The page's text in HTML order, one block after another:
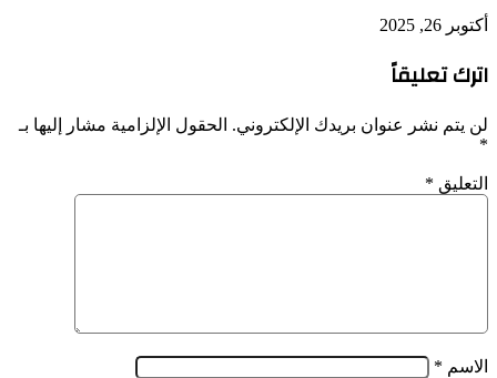
أكتوبر 26, 2025
اترك تعليقاً
لن يتم نشر عنوان بريدك الإلكتروني. الحقول الإلزامية مشار إليها بـ
*
التعليق *
الاسم *